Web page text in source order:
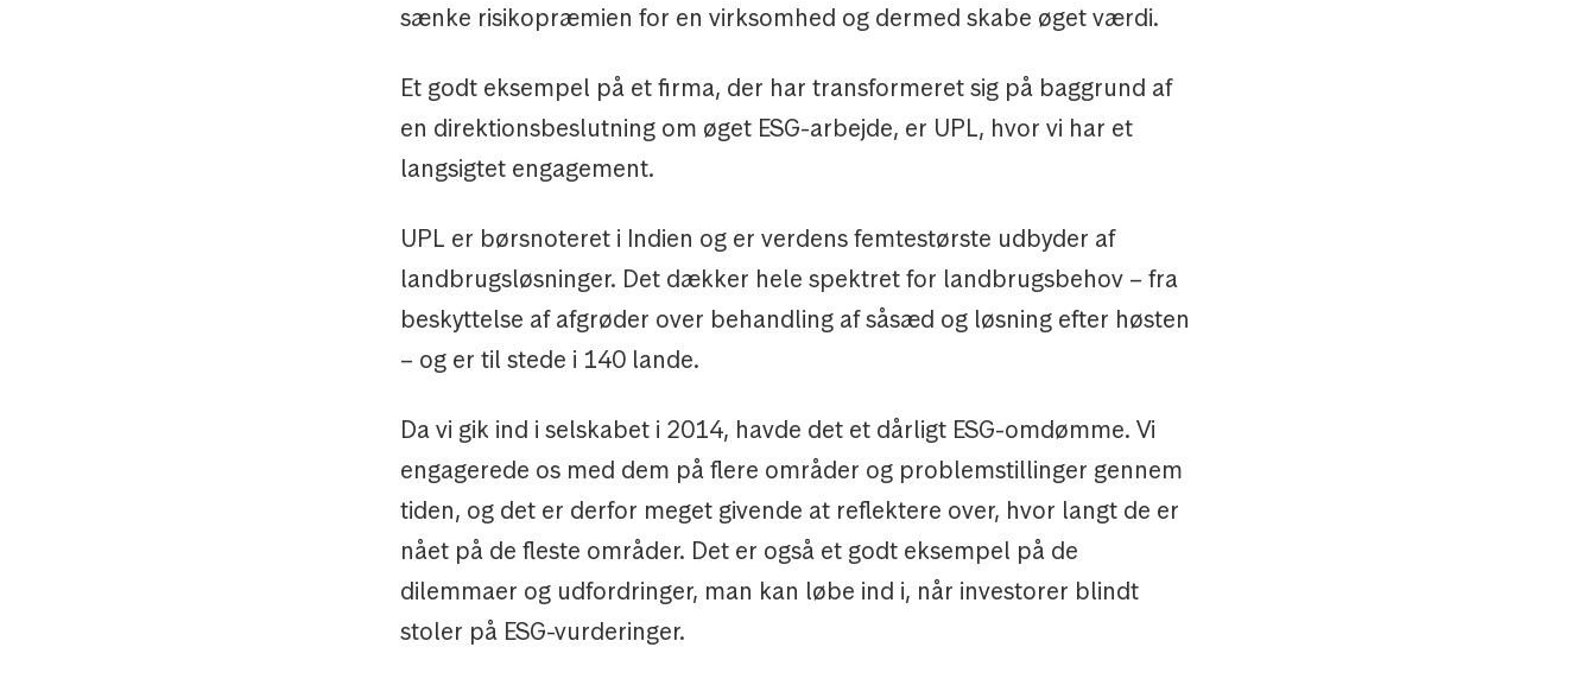
sænke risikopræmien for en virksomhed og dermed skabe øget værdi.
Et godt eksempel på et firma, der har transformeret sig på baggrund af
en direktionsbeslutning om øget ESG-arbejde, er UPL, hvor vi har et
langsigtet engagement.
UPL er børsnoteret i Indien og er verdens femtestørste udbyder af
landbrugsløsninger. Det dækker hele spektret for landbrugsbehov – fra
beskyttelse af afgrøder over behandling af såsæd og løsning efter høsten
– og er til stede i 140 lande.
Da vi gik ind i selskabet i 2014, havde det et dårligt ESG-omdømme. Vi
engagerede os med dem på flere områder og problemstillinger gennem
tiden, og det er derfor meget givende at reflektere over, hvor langt de er
nået på de fleste områder. Det er også et godt eksempel på de
dilemmaer og udfordringer, man kan løbe ind i, når investorer blindt
stoler på ESG-vurderinger.